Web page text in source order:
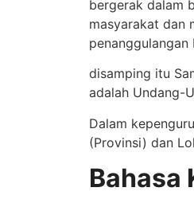
bergerak dalam
masyarakat dan
penanggulangan
disamping itu
adalah Undang-
Dalam
(Provinsi) dan
Bahasa